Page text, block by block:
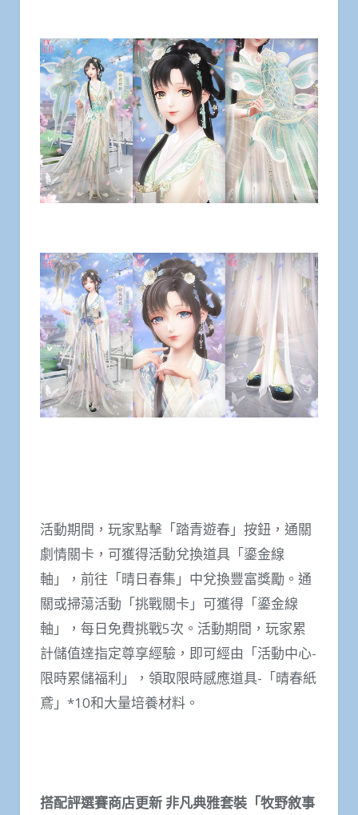
活動期間，玩家點擊「踏青遊春」按鈕，通關
劇情關卡，可獲得活動兌換道具「鎏金線
軸」，前往「晴日春集」中兌換豐富獎勵。通
關或掃蕩活動「挑戰關卡」可獲得「鎏金線
軸」，每日免費挑戰5次。活動期間，玩家累
計儲值達指定尊享經驗，即可經由「活動中心-
限時累儲福利」，領取限時感應道具-「晴春紙
鳶」*10和大量培養材料。
搭配評選賽商店更新 非凡典雅套裝「牧野敘事